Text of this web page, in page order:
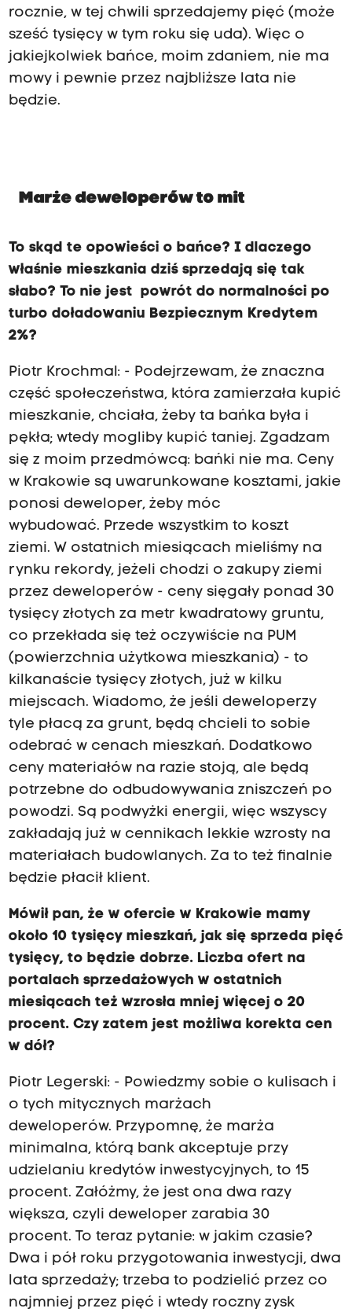
rocznie, w tej chwili sprzedajemy pięć (może
sześć tysięcy w tym roku się uda). Więc o
jakiejkolwiek bańce, moim zdaniem, nie ma
mowy i pewnie przez najbliższe lata nie
będzie.
Marże deweloperów to mit
To skąd te opowieści o bańce? I dlaczego
właśnie mieszkania dziś sprzedają się tak
słabo? To nie jest powrót do normalności po
turbo doładowaniu Bezpiecznym Kredytem
2%?
Piotr Krochmal: - Podejrzewam, że znaczna
część społeczeństwa, która zamierzała kupić
mieszkanie, chciała, żeby ta bańka była i
pękła; wtedy mogliby kupić taniej. Zgadzam
się z moim przedmówcą: bańki nie ma. Ceny
w Krakowie są uwarunkowane kosztami, jakie
ponosi deweloper, żeby móc
wybudować. Przede wszystkim to koszt
ziemi. W ostatnich miesiącach mieliśmy na
rynku rekordy, jeżeli chodzi o zakupy ziemi
przez deweloperów - ceny sięgały ponad 30
tysięcy złotych za metr kwadratowy gruntu,
co przekłada się też oczywiście na PUM
(powierzchnia użytkowa mieszkania) - to
kilkanaście tysięcy złotych, już w kilku
miejscach. Wiadomo, że jeśli deweloperzy
tyle płacą za grunt, będą chcieli to sobie
odebrać w cenach mieszkań. Dodatkowo
ceny materiałów na razie stoją, ale będą
potrzebne do odbudowywania zniszczeń po
powodzi. Są podwyżki energii, więc wszyscy
zakładają już w cennikach lekkie wzrosty na
materiałach budowlanych. Za to też finalnie
będzie płacił klient.
Mówił pan, że w ofercie w Krakowie mamy
około 10 tysięcy mieszkań, jak się sprzeda pięć
tysięcy, to będzie dobrze. Liczba ofert na
portalach sprzedażowych w ostatnich
miesiącach też wzrosła mniej więcej o 20
procent. Czy zatem jest możliwa korekta cen
w dół?
Piotr Legerski: - Powiedzmy sobie o kulisach i
o tych mitycznych marżach
deweloperów. Przypomnę, że marża
minimalna, którą bank akceptuje przy
udzielaniu kredytów inwestycyjnych, to 15
procent. Załóżmy, że jest ona dwa razy
większa, czyli deweloper zarabia 30
procent. To teraz pytanie: w jakim czasie?
Dwa i pół roku przygotowania inwestycji, dwa
lata sprzedaży; trzeba to podzielić przez co
najmniej przez pięć i wtedy roczny zysk